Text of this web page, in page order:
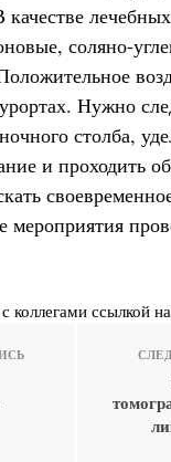
качестве
соляно-
Нужно
столба,
и проходить
мероприятия
коллегами ссылкой